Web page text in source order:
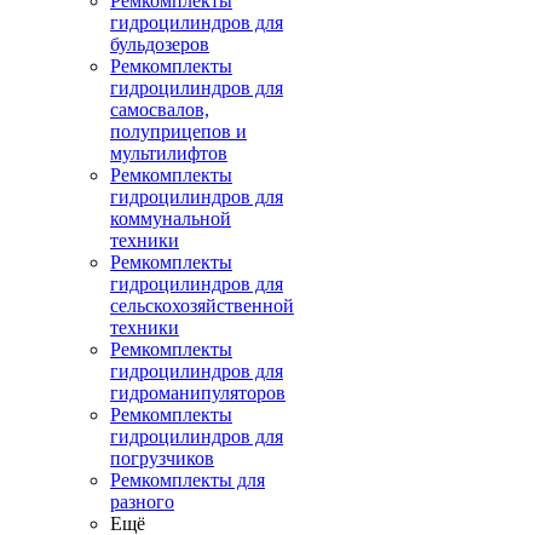
гидроцилиндров для
бульдозеров
Ремкомплекты
гидроцилиндров для
самосвалов,
полуприцепов и
мультилифтов
Ремкомплекты
гидроцилиндров для
коммунальной
техники
Ремкомплекты
гидроцилиндров для
сельскохозяйственной
техники
Ремкомплекты
гидроцилиндров для
гидроманипуляторов
Ремкомплекты
гидроцилиндров для
погрузчиков
Ремкомплекты для
разного
Ещё